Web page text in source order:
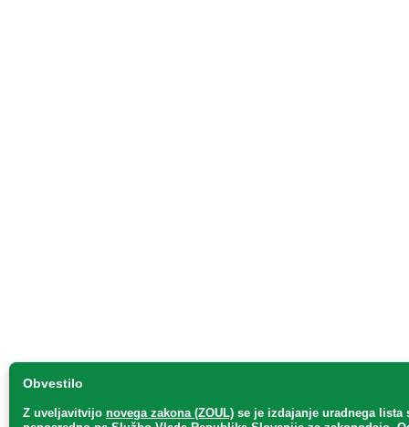
Obvestilo
Z uveljavitvijo novega zakona (ZOUL) se je izdajanje uradnega lista